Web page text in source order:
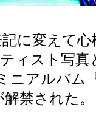
に変えて心
ィスト写真
ニアルバム
禁された。